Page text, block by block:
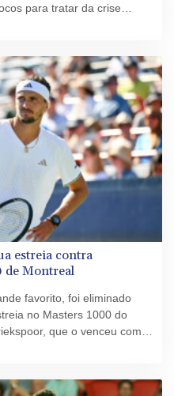
para tratar da crise
que acabou sendo
estreia contra
de Montreal
favorito, foi eliminado
no Masters 1000 do
que o venceu com
segunda rodada.